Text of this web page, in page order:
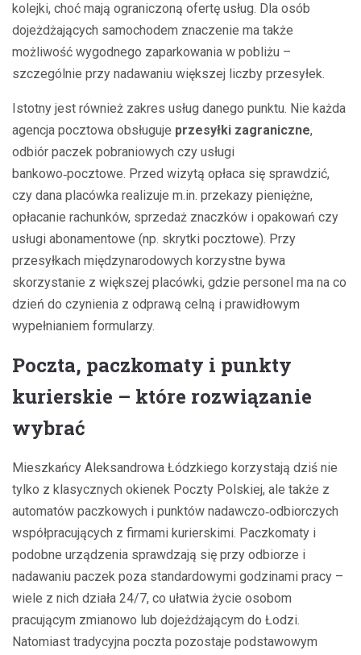
kolejki, choć mają ograniczoną ofertę usług. Dla osób
dojeżdżających samochodem znaczenie ma także
możliwość wygodnego zaparkowania w pobliżu –
szczególnie przy nadawaniu większej liczby przesyłek.
Istotny jest również zakres usług danego punktu. Nie każda
agencja pocztowa obsługuje przesyłki zagraniczne,
odbiór paczek pobraniowych czy usługi
bankowo‑pocztowe. Przed wizytą opłaca się sprawdzić,
czy dana placówka realizuje m.in. przekazy pieniężne,
opłacanie rachunków, sprzedaż znaczków i opakowań czy
usługi abonamentowe (np. skrytki pocztowe). Przy
przesyłkach międzynarodowych korzystne bywa
skorzystanie z większej placówki, gdzie personel ma na co
dzień do czynienia z odprawą celną i prawidłowym
wypełnianiem formularzy.
Poczta, paczkomaty i punkty
kurierskie – które rozwiązanie
wybrać
Mieszkańcy Aleksandrowa Łódzkiego korzystają dziś nie
tylko z klasycznych okienek Poczty Polskiej, ale także z
automatów paczkowych i punktów nadawczo‑odbiorczych
współpracujących z firmami kurierskimi. Paczkomaty i
podobne urządzenia sprawdzają się przy odbiorze i
nadawaniu paczek poza standardowymi godzinami pracy –
wiele z nich działa 24/7, co ułatwia życie osobom
pracującym zmianowo lub dojeżdżającym do Łodzi.
Natomiast tradycyjna poczta pozostaje podstawowym